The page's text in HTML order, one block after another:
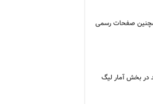
همچنین صفحات رسمی
در بخش آمار لیگ